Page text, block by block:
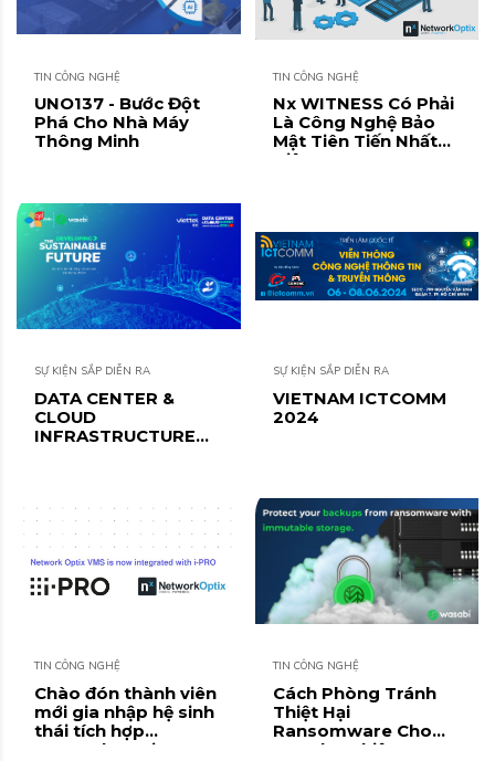
TIN CÔNG NGHỆ
UNO137 - Bước Đột
Phá Cho Nhà Máy
Thông Minh
TIN CÔNG NGHỆ
Nx WITNESS Có Phải
Là Công Nghệ Bảo
Mật Tiên Tiến Nhất
Hiện Nay?
SỰ KIỆN SẮP DIỄN RA
DATA CENTER &
CLOUD
INFRASTRUCTURE
SỰ KIỆN SẮP DIỄN RA
VIETNAM ICTCOMM
2024
TIN CÔNG NGHỆ
Chào đón thành viên
mới gia nhập hệ sinh
thái tích hợp
Network Optix
TIN CÔNG NGHỆ
Cách Phòng Tránh
Thiệt Hại
Ransomware Cho
Doanh Nghiệp